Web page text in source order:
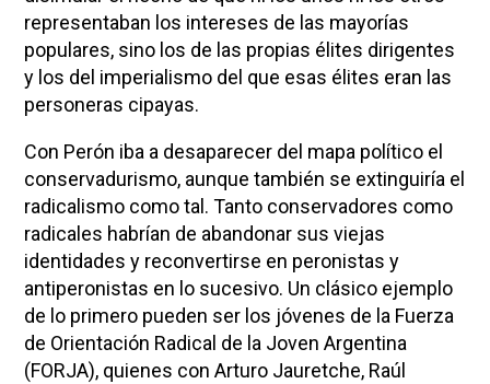
representaban los intereses de las mayorías
populares, sino los de las propias élites dirigentes
y los del imperialismo del que esas élites eran las
personeras cipayas.
Con Perón iba a desaparecer del mapa político el
conservadurismo, aunque también se extinguiría el
radicalismo como tal. Tanto conservadores como
radicales habrían de abandonar sus viejas
identidades y reconvertirse en peronistas y
antiperonistas en lo sucesivo. Un clásico ejemplo
de lo primero pueden ser los jóvenes de la Fuerza
de Orientación Radical de la Joven Argentina
(FORJA), quienes con Arturo Jauretche, Raúl